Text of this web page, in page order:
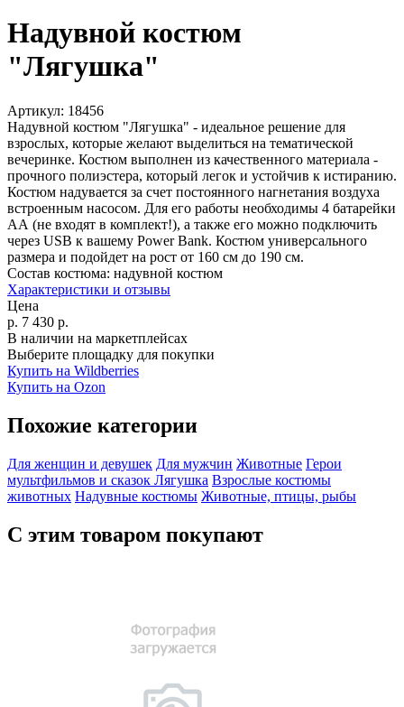
Надувной костюм
"Лягушка"
Артикул: 18456
Надувной костюм "Лягушка" - идеальное решение для
взрослых, которые желают выделиться на тематической
вечеринке. Костюм выполнен из качественного материала -
прочного полиэстера, который легок и устойчив к истиранию.
Костюм надувается за счет постоянного нагнетания воздуха
встроенным насосом. Для его работы необходимы 4 батарейки
АА (не входят в комплект!), а также его можно подключить
через USB к вашему Power Bank. Костюм универсального
размера и подойдет на рост от 160 см до 190 см.
Состав костюма: надувной костюм
Характеристики и отзывы
Цена
р. 7 430 р.
В наличии на маркетплейсах
Выберите площадку для покупки
Купить на Wildberries
Купить на Ozon
Похожие категории
Для женщин и девушек Для мужчин Животные Герои
мультфильмов и сказок Лягушка Взрослые костюмы
животных Надувные костюмы Животные, птицы, рыбы
С этим товаром покупают